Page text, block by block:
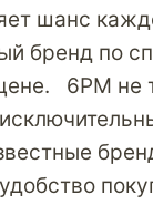
шанс
бренд по
6PM не